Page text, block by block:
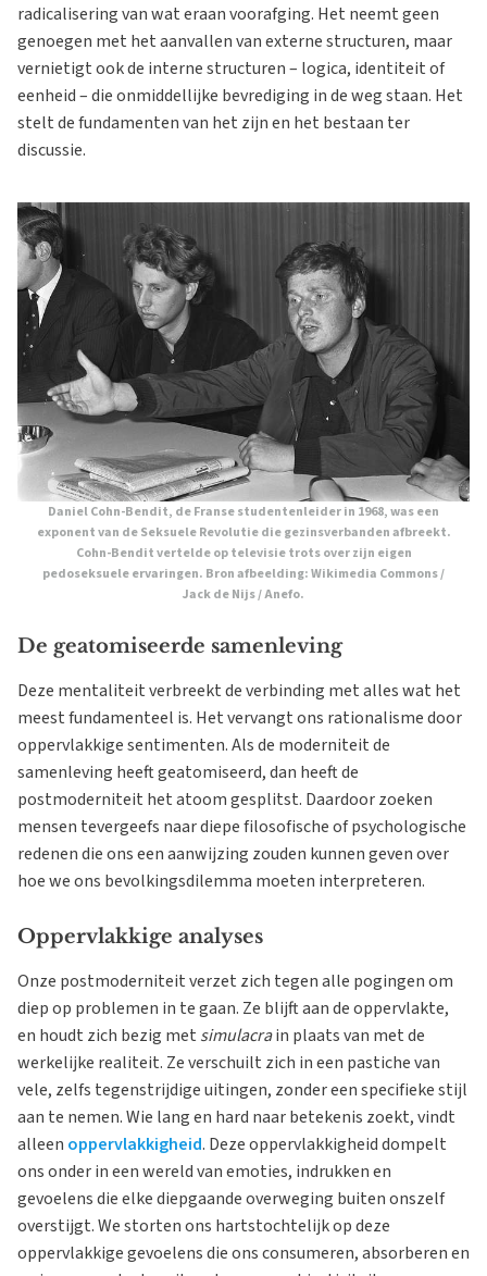
radicalisering van wat eraan voorafging. Het neemt geen
genoegen met het aanvallen van externe structuren, maar
vernietigt ook de interne structuren – logica, identiteit of
eenheid – die onmiddellijke bevrediging in de weg staan. Het
stelt de fundamenten van het zijn en het bestaan ter
discussie.
Daniel Cohn-Bendit, de Franse studentenleider in 1968, was een
exponent van de Seksuele Revolutie die gezinsverbanden afbreekt.
Cohn-Bendit vertelde op televisie trots over zijn eigen
pedoseksuele ervaringen. Bron afbeelding: Wikimedia Commons /
Jack de Nijs / Anefo.
De geatomiseerde samenleving
Deze mentaliteit verbreekt de verbinding met alles wat het
meest fundamenteel is. Het vervangt ons rationalisme door
oppervlakkige sentimenten. Als de moderniteit de
samenleving heeft geatomiseerd, dan heeft de
postmoderniteit het atoom gesplitst. Daardoor zoeken
mensen tevergeefs naar diepe filosofische of psychologische
redenen die ons een aanwijzing zouden kunnen geven over
hoe we ons bevolkingsdilemma moeten interpreteren.
Oppervlakkige analyses
Onze postmoderniteit verzet zich tegen alle pogingen om
diep op problemen in te gaan. Ze blijft aan de oppervlakte,
en houdt zich bezig met simulacrain plaats van met de
werkelijke realiteit. Ze verschuilt zich in een pastiche van
vele, zelfs tegenstrijdige uitingen, zonder een specifieke stijl
aan te nemen. Wie lang en hard naar betekenis zoekt, vindt
alleen oppervlakkigheid. Deze oppervlakkigheid dompelt
ons onder in een wereld van emoties, indrukken en
gevoelens die elke diepgaande overweging buiten onszelf
overstijgt. We storten ons hartstochtelijk op deze
oppervlakkige gevoelens die ons consumeren, absorberen en